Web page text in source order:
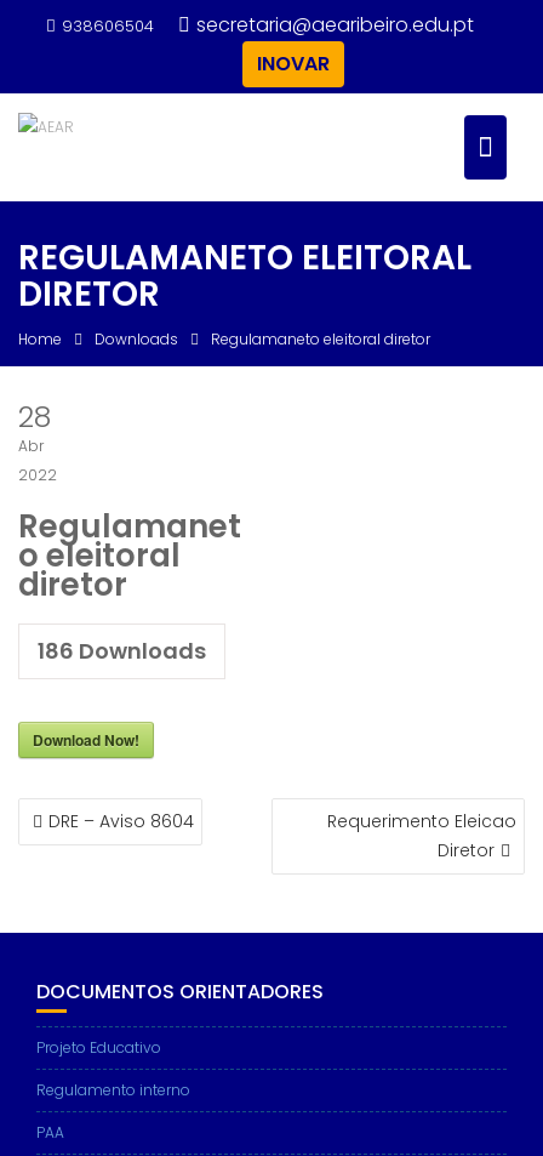
938606504
secretaria@aearibeiro.edu.pt
INOVAR
REGULAMANETO ELEITORAL
DIRETOR
Home Downloads Regulamaneto eleitoral diretor
28
Abr
2022
Regulamanet
o eleitoral
diretor
186 Downloads
Download Now!
NAVEGAÇÃO
DEDRE – Aviso 8604
Requerimento Eleicao
Diretor
DOCUMENTOS ORIENTADORES
Projeto Educativo
Regulamento interno
PAA